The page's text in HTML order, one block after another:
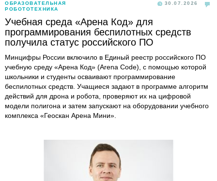
ОБРАЗОВАТЕЛЬНАЯ
РОБОТОТЕХНИКА
30.07.2026
Учебная среда «Арена Код» для
программирования беспилотных средств
получила статус российского ПО
Минцифры России включило в Единый реестр российского ПО
учебную среду «Арена Код» (Arena Code), с помощью которой
школьники и студенты осваивают программирование
беспилотных средств. Учащиеся задают в программе алгоритм
действий для дрона и робота, проверяют их на цифровой
модели полигона и затем запускают на оборудовании учебного
комплекса «Геоскан Арена Мини».